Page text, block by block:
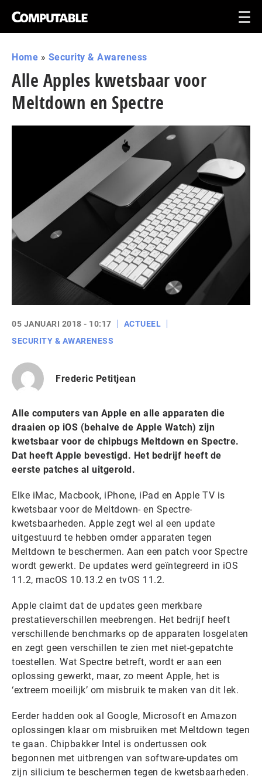
Home » Security & Awareness
Alle Apples kwetsbaar voor
Meltdown en Spectre
05 JANUARI 2018 - 10:17
ACTUEEL
SECURITY & AWARENESS
Frederic Petitjean
Alle computers van Apple en alle apparaten die
draaien op iOS (behalve de Apple Watch) zijn
kwetsbaar voor de chipbugs Meltdown en Spectre.
Dat heeft Apple bevestigd. Het bedrijf heeft de
eerste patches al uitgerold.
Elke iMac, Macbook, iPhone, iPad en Apple TV is
kwetsbaar voor de Meltdown- en Spectre-
kwetsbaarheden. Apple zegt wel al een update
uitgestuurd te hebben omder apparaten tegen
Meltdown te beschermen. Aan een patch voor Spectre
wordt gewerkt. De updates werd geïntegreerd in iOS
11.2, macOS 10.13.2 en tvOS 11.2.
Apple claimt dat de updates geen merkbare
prestatieverschillen meebrengen. Het bedrijf heeft
verschillende benchmarks op de apparaten losgelaten
en zegt geen verschillen te zien met niet-gepatchte
toestellen. Wat Spectre betreft, wordt er aan een
oplossing gewerkt, maar, zo meent Apple, het is
‘extreem moeilijk’ om misbruik te maken van dit lek.
Eerder hadden ook al Google, Microsoft en Amazon
oplossingen klaar om misbruiken met Meltdown tegen
te gaan. Chipbakker Intel is ondertussen ook
begonnen met uitbrengen van software-updates om
zijn silicium te beschermen tegen de kwetsbaarheden.